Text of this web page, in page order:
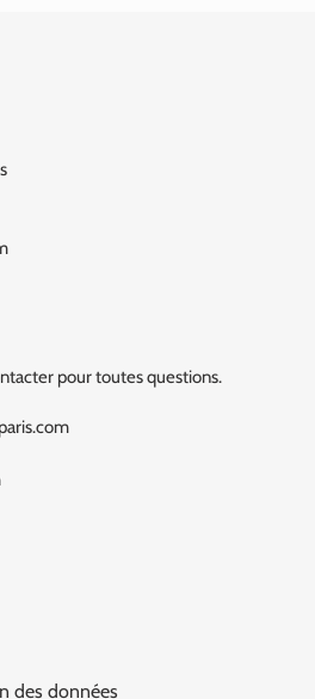
pour toutes questions.
des données